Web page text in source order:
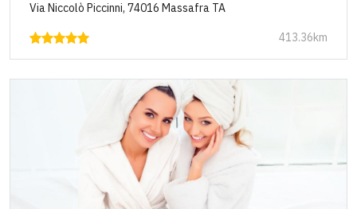
Via Niccolò Piccinni, 74016 Massafra TA
413.36km